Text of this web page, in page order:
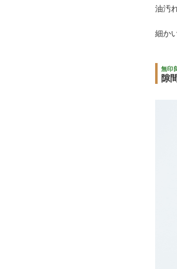
油汚
細か
無印
隙